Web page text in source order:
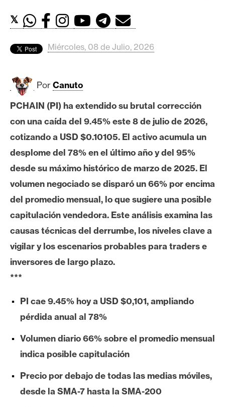
d
s
B
i
t
c
o
i
E
t
e
r
e
I
n
á
𝕏
Miércoles, 08 de Julio, 2026
Por Canuto
PCHAIN (PI) ha extendido su brutal corrección
con una caída del 9.45% este 8 de julio de 2026,
cotizando a USD $0.10105. El activo acumula un
desplome del 78% en el último año y del 95%
desde su máximo histórico de marzo de 2025. El
volumen negociado se disparó un 66% por encima
del promedio mensual, lo que sugiere una posible
capitulación vendedora. Este análisis examina las
causas técnicas del derrumbe, los niveles clave a
vigilar y los escenarios probables para traders e
inversores de largo plazo.
***
PI cae 9.45% hoy a USD $0,101, ampliando
pérdida anual al 78%
Volumen diario 66% sobre el promedio mensual
indica posible capitulación
Precio por debajo de todas las medias móviles,
desde la SMA-7 hasta la SMA-200